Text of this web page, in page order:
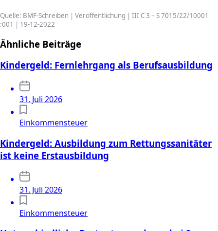
Quelle: BMF-Schreiben | Veröffentlichung | III C 3 – S 7015/22/10001
:001 | 19-12-2022
Ähnliche Beiträge
Kindergeld: Fernlehrgang als Berufsausbildung
31. Juli 2026
Einkommensteuer
Kindergeld: Ausbildung zum Rettungssanitäter
ist keine Erstausbildung
31. Juli 2026
Einkommensteuer